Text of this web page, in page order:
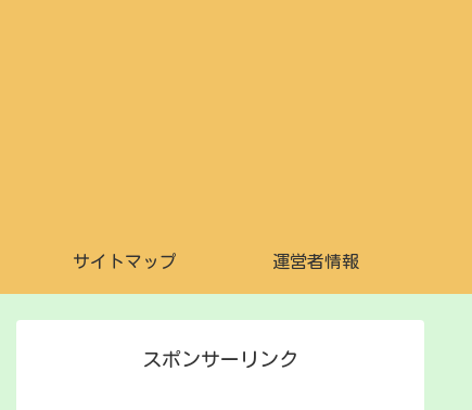
サイトマップ 運営者情報
スポンサーリンク